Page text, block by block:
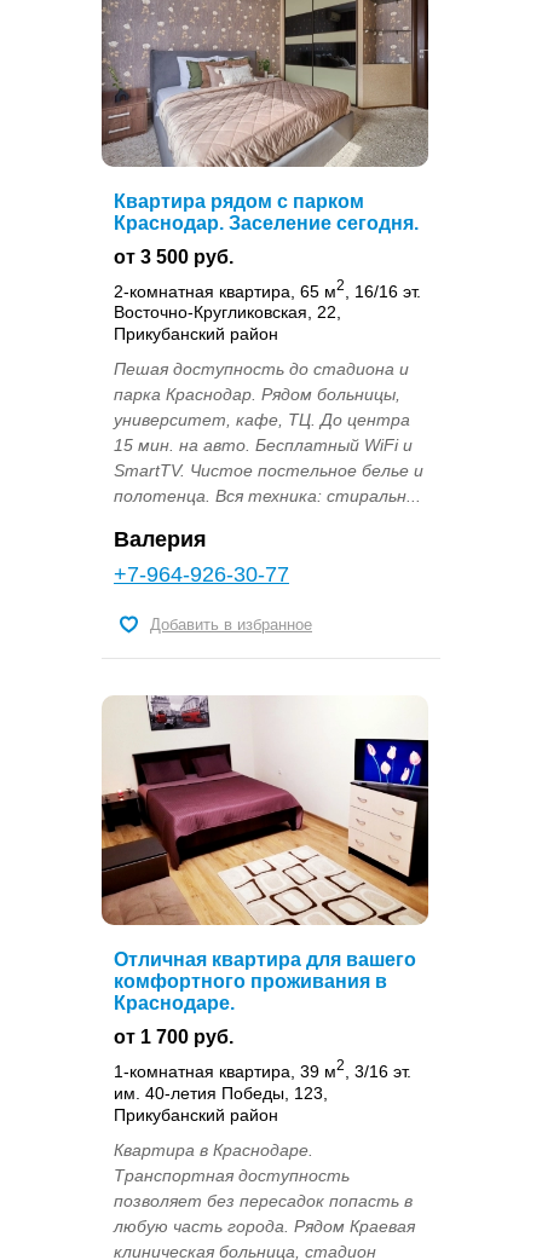
Квартира рядом с парком
Краснодар. Заселение сегодня.
от 3 500 руб.
2-комнатная квартира, 65 м2
, 16/16 эт.
Восточно-Кругликовская, 22,
Прикубанский район
Пешая доступность до стадиона и
парка Краснодар. Рядом больницы,
университет, кафе, ТЦ. До центра
15 мин. на авто. Бесплатный WiFi и
SmartTV. Чистое постельное белье и
полотенца. Вся техника: стиральн...
Валерия
+7-964-926-30-77
Добавить в избранное
Отличная квартира для вашего
комфортного проживания в
Краснодаре.
от 1 700 руб.
1-комнатная квартира, 39 м2
, 3/16 эт.
им. 40-летия Победы, 123,
Прикубанский район
Квартира в Краснодаре.
Транспортная доступность
позволяет без пересадок попасть в
любую часть города. Рядом Краевая
клиническая больница, стадион